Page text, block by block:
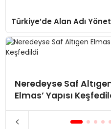
Türkiye’de Alan Adı
Neredeyse Saf
Elmas’ Yapısı